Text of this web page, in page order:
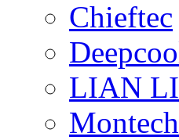
Chieftec
LIAN LI
Montech